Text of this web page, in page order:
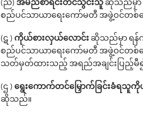
(ည) အမည်စာရင်းတင်သွင်းသူ ဆိုသည်မှာ
စည်ပင်သာယာရေးကော်မတီ အဖွဲ့ဝင်တစ်
(ဋ ) ကိုယ်စားလှယ်လောင်း ဆိုသည်မှာ ရန်ကု
စည်ပင်သာယာရေးကော်မတီ အဖွဲ့ဝင်တစ်‌
သတ်မှတ်ထားသည့် အရည်အချင်းပြည့်
(ဌ ) ရွေး‌ကောက်တင်‌မြှောက်ခြင်းခံရသူ
ဆိုသည်။